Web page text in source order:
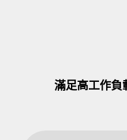
滿足高工作負